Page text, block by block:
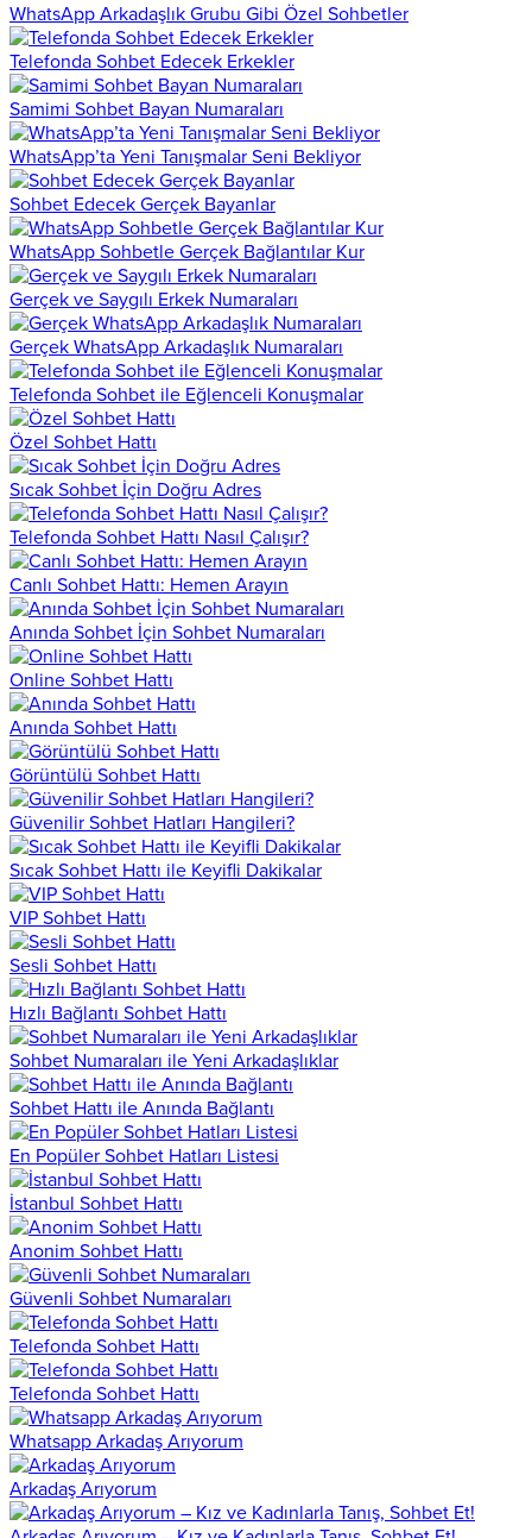
WhatsApp Arkadaşlık Grubu Gibi Özel Sohbetler
Telefonda Sohbet Edecek Erkekler
Samimi Sohbet Bayan Numaraları
WhatsApp’ta Yeni Tanışmalar Seni Bekliyor
Sohbet Edecek Gerçek Bayanlar
WhatsApp Sohbetle Gerçek Bağlantılar Kur
Gerçek ve Saygılı Erkek Numaraları
Gerçek WhatsApp Arkadaşlık Numaraları
Telefonda Sohbet ile Eğlenceli Konuşmalar
Özel Sohbet Hattı
Sıcak Sohbet İçin Doğru Adres
Telefonda Sohbet Hattı Nasıl Çalışır?
Canlı Sohbet Hattı: Hemen Arayın
Anında Sohbet İçin Sohbet Numaraları
Online Sohbet Hattı
Anında Sohbet Hattı
Görüntülü Sohbet Hattı
Güvenilir Sohbet Hatları Hangileri?
Sıcak Sohbet Hattı ile Keyifli Dakikalar
VIP Sohbet Hattı
Sesli Sohbet Hattı
Hızlı Bağlantı Sohbet Hattı
Sohbet Numaraları ile Yeni Arkadaşlıklar
Sohbet Hattı ile Anında Bağlantı
En Popüler Sohbet Hatları Listesi
İstanbul Sohbet Hattı
Anonim Sohbet Hattı
Güvenli Sohbet Numaraları
Telefonda Sohbet Hattı
Telefonda Sohbet Hattı
Whatsapp Arkadaş Arıyorum
Arkadaş Arıyorum